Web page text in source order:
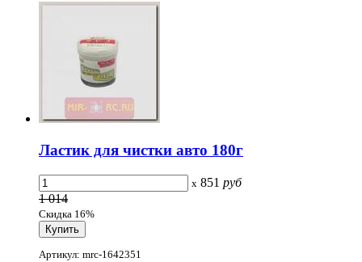
Ластик для чистки авто 180г
x 851 руб
1 014
Скидка 16%
Артикул: mrc-1642351